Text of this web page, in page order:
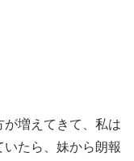
が増えてきて、私は
たら、妹から朗報